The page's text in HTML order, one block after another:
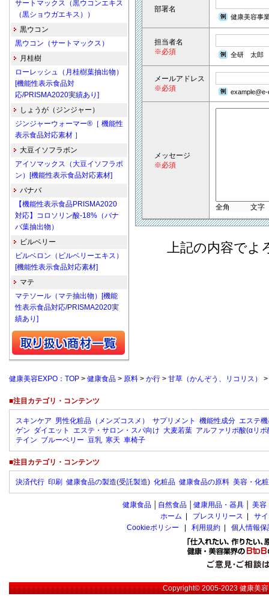
部署名
健康美容事
担当者名
※必須
全研 太郎
メールアドレス
※必須
メッセージ
※必須
全角 文字
上記の内容でよ
サートマックス（黒ウコンエキス
（黒ショウガエキス））
黒ウコン
黒ウコン（サートマックス）
月桂樹
ローレッシュ（月桂樹葉抽出物）
[機能性表示食品対
応/PRISMA2020実績あり]
しょうが（ジンジャー）
ジンジャーウォーマー®［ 機能性
表示食品対応素材 ］
大豆イソフラボン
アイソマックス（大豆イソフラボ
ン）[機能性表示食品対応素材]
バナバ
【機能性表示食品PRISMA2020
対応】コロソリン酸-18%（バナ
バ葉抽出物）
ビルベリー
ビルベロン（ビルベリーエキス）
[機能性表示食品対応素材]
マテ
マテソール（マテ抽出物）[機能
性表示食品対応/PRISMA2020実
績あり]
健康美容EXPO：TOP > 健康食品 > 原料 > か行 > 甘草（かんぞう、リコリス） >
■注目カテゴリ・コンテンツ
スキンケア 男性化粧品（メンズコスメ） サプリメント 機能性成分 エステ
ゲン ダイエット エステ・サロン・スパ向け 大麦若葉 アルファリポ酸(αリポ
テイン ブルーベリー 豆乳 寒天 車椅子
■注目カテゴリ・コンテンツ
決済代行 印刷 健康食品の製造(受託製造) 化粧品 健康食品の原料 美容・化
健康食品 自然食品 健康用品・器具 美容
ホーム
プレスリリース
サ
Cookieポリシー
利用規約 個人情報
Copyright© 2005-2023健康美